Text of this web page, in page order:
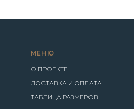
МЕНЮ
О ПРОЕКТЕ
ДОСТАВКА И ОПЛАТА
ТАБЛИЦА РАЗМЕРОВ